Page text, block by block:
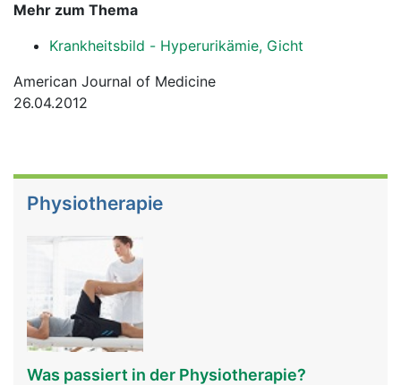
Mehr zum Thema
Krankheitsbild - Hyperurikämie, Gicht
American Journal of Medicine
26.04.2012
Physiotherapie
Was passiert in der Physiotherapie?